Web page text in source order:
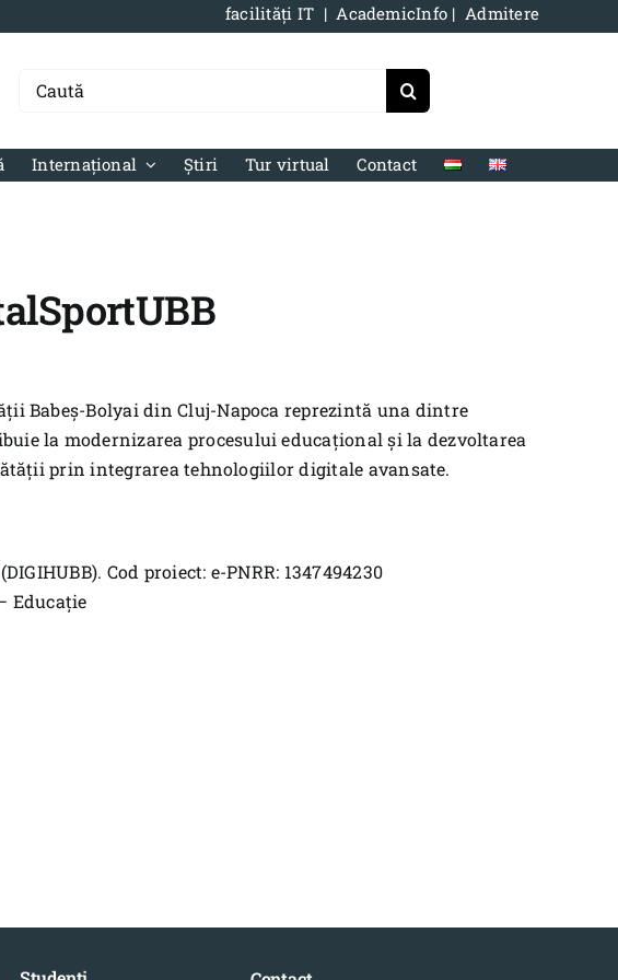
facilități IT |AcademicInfo |Admitere
Search
Internațional Știri Tur virtual Contact
Babeș-Bolyai din Cluj-Napoca reprezintă una dintre
la modernizarea procesului educațional și la dezvoltarea
prin integrarea tehnologiilor digitale avansate.
Cod proiect: e-PNRR: 1347494230
Educație